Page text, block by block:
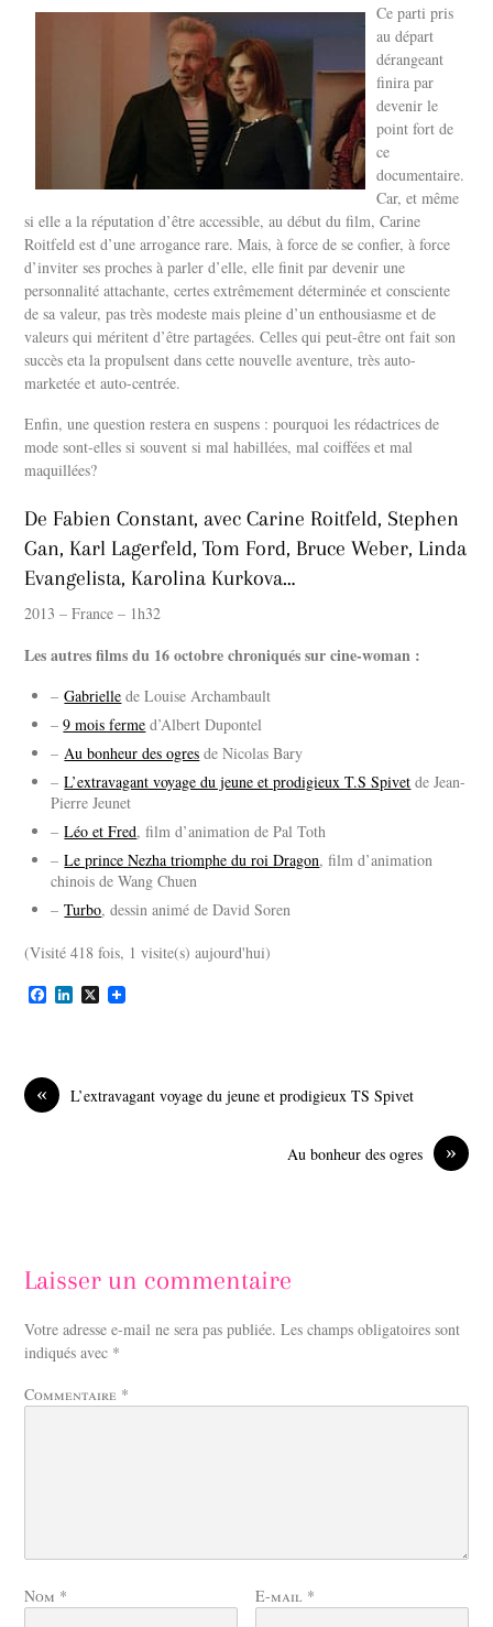
Ce parti pris
au départ
dérangeant
finira par
devenir le
point fort de
ce
documentaire.
Car, et même
si elle a la réputation d’être accessible, au début du film, Carine
Roitfeld est d’une arrogance rare. Mais, à force de se confier, à force
d’inviter ses proches à parler d’elle, elle finit par devenir une
personnalité attachante, certes extrêmement déterminée et consciente
de sa valeur, pas très modeste mais pleine d’un enthousiasme et de
valeurs qui méritent d’être partagées. Celles qui peut-être ont fait son
succès eta la propulsent dans cette nouvelle aventure, très auto-
marketée et auto-centrée.
Enfin, une question restera en suspens : pourquoi les rédactrices de
mode sont-elles si souvent si mal habillées, mal coiffées et mal
maquillées?
De Fabien Constant, avec Carine Roitfeld, Stephen
Gan, Karl Lagerfeld, Tom Ford, Bruce Weber, Linda
Evangelista, Karolina Kurkova…
2013 – France – 1h32
Les autres films du 16 octobre chroniqués sur cine-woman :
–Gabrielle de Louise Archambault
–9 mois ferme d’Albert Dupontel
– Au bonheur des ogres de Nicolas Bary
–L’extravagant voyage du jeune et prodigieux T.S Spivet de Jean-
Pierre Jeunet
–Léo et Fred, film d’animation de Pal Toth
–Le prince Nezha triomphe du roi Dragon, film d’animation
chinois de Wang Chuen
–Turbo, dessin animé de David Soren
(Visité 418 fois, 1 visite(s) aujourd'hui)
F
o
o
k
L
I
X
« L’extravagant voyage du jeune et prodigieux TS Spivet
»
Au bonheur des ogres
Laisser un commentaire
Votre adresse e-mail ne sera pas publiée. Les champs obligatoires sont
indiqués avec *
Commentaire *
Nom * E-mail *